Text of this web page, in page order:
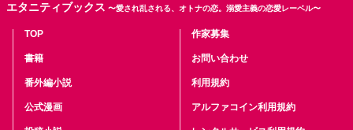
エタニティブックス 〜愛され乱される、オトナの恋。溺愛主義の恋愛レーベル〜
TOP
書籍
番外編小説
公式漫画
作家募集
お問い合わせ
利用規約
アルファコイン利用規約